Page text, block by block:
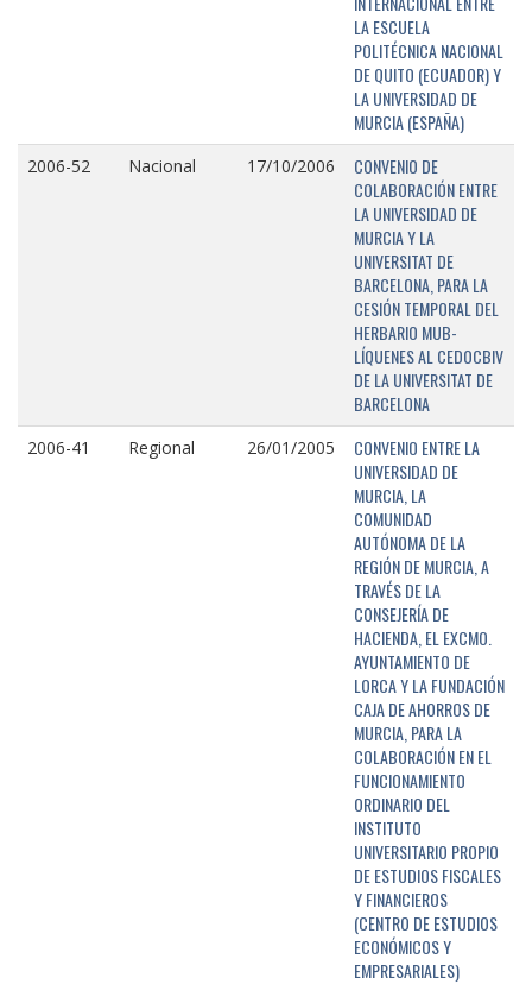
LA ESCUELA
POLITÉCNICA NACIONAL
DE QUITO (ECUADOR) Y
LA UNIVERSIDAD DE
MURCIA (ESPAÑA)
2006-52 Nacional 17/10/2006
CONVENIO DE
COLABORACIÓN ENTRE
LA UNIVERSIDAD DE
MURCIA Y LA
UNIVERSITAT DE
BARCELONA, PARA LA
CESIÓN TEMPORAL DEL
HERBARIO MUB-
LÍQUENES AL CEDOCBIV
DE LA UNIVERSITAT DE
BARCELONA
2006-41 Regional 26/01/2005
CONVENIO ENTRE LA
UNIVERSIDAD DE
MURCIA, LA
COMUNIDAD
AUTÓNOMA DE LA
REGIÓN DE MURCIA, A
TRAVÉS DE LA
CONSEJERÍA DE
HACIENDA, EL EXCMO.
AYUNTAMIENTO DE
LORCA Y LA FUNDACIÓN
CAJA DE AHORROS DE
MURCIA, PARA LA
COLABORACIÓN EN EL
FUNCIONAMIENTO
ORDINARIO DEL
INSTITUTO
UNIVERSITARIO PROPIO
DE ESTUDIOS FISCALES
Y FINANCIEROS
(CENTRO DE ESTUDIOS
ECONÓMICOS Y
EMPRESARIALES)